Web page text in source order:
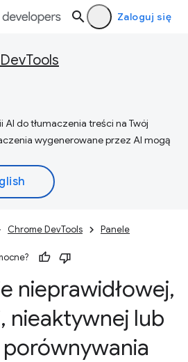
Zaloguj się
do tłumaczenia treści na Twój
wygenerowane przez AI mogą
Chrome DevTools Panele
nieprawidłowej,
, nieaktywnej lub
porównywania